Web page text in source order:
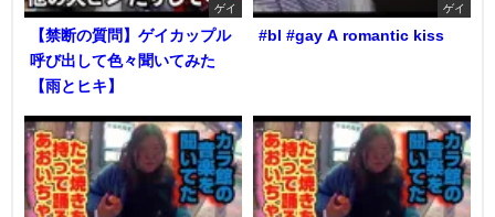
ゲイ
【禁断の質問】ゲイカップル
呼び出して色々聞いてみた
【雨とヒキ】
ゲイ
#bl #gay A romantic kiss